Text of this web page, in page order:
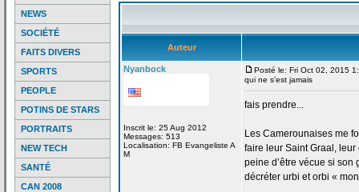
NEWS
SOCIÉTÉ
FAITS DIVERS
SPORTS
PEOPLE
POTINS DE STARS
PORTRAITS
NEW TECH
SANTÉ
CAN 2008
Auteur
Nyanbock
Inscrit le: 25 Aug 2012
Messages: 513
Localisation: FB Evangeliste A
M
Posté le: Fri Oct 02, 2015
qui ne s'est jamais
fais prendre...
Les Camerounaises me
faire leur Saint Graal,
peine d’être vécue si
décréter urbi et orbi «